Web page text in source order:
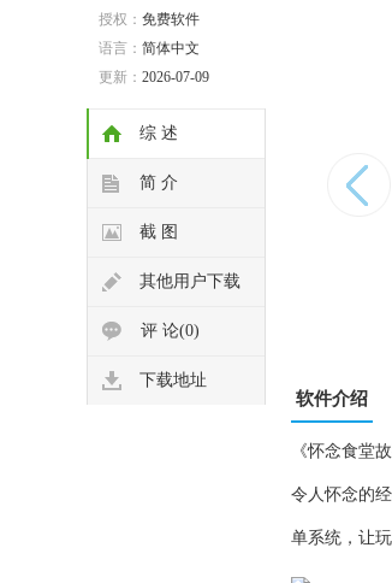
授权： 免费软件
语言： 简体中文
更新： 2026-07-09
综 述
简 介
截 图
其他用户下载
评 论(0)
下载地址
软件介绍
《怀念食堂
令人怀念的
单系统，让